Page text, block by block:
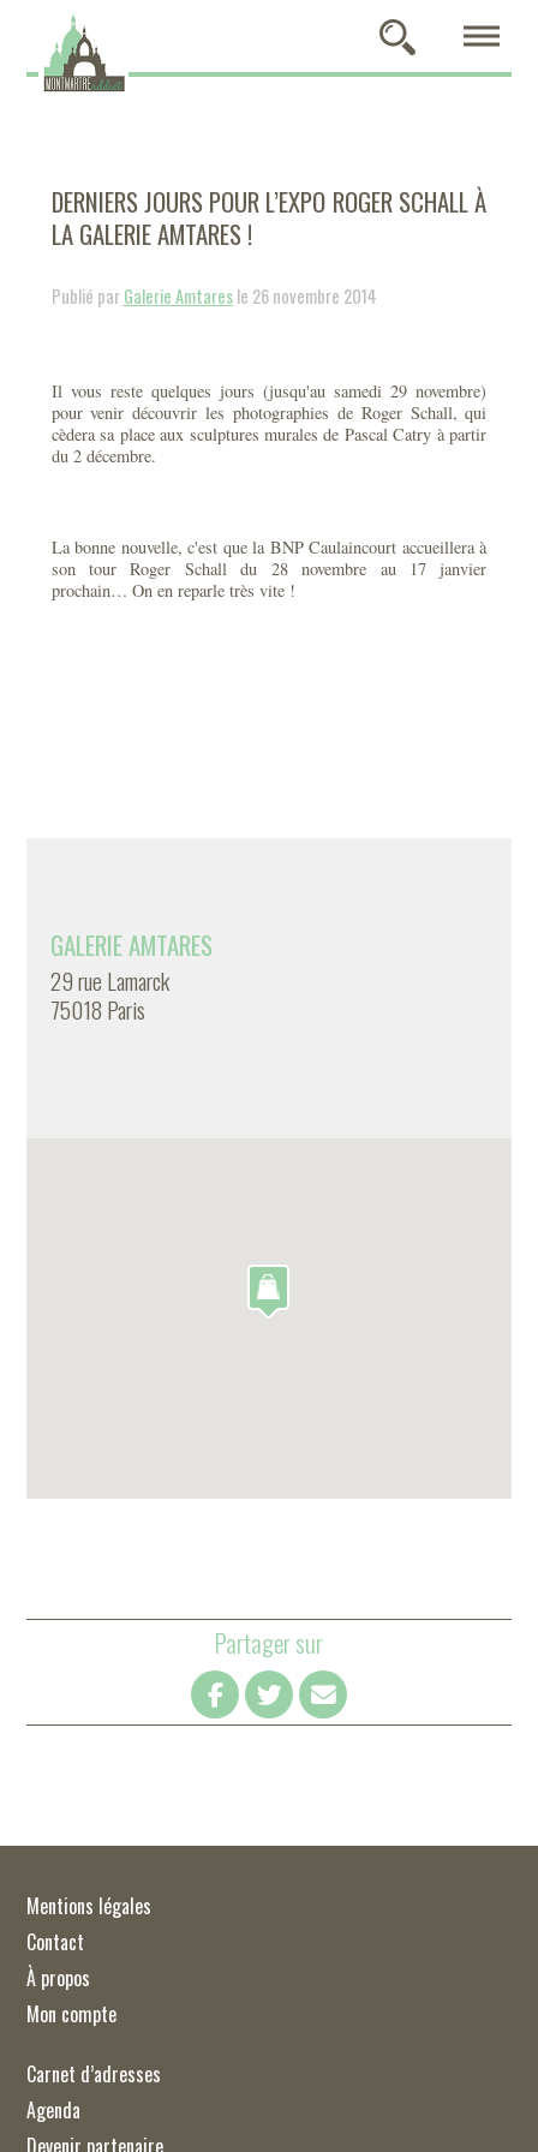
DERNIERS JOURS POUR L’EXPO ROGER SCHALL À
LA GALERIE AMTARES !
Publié parGalerie Amtaresle 26 novembre 2014
Il vous reste quelques jours (jusqu'au samedi 29 novembre)
pour venir découvrir les photographies de Roger Schall, qui
cèdera sa place aux sculptures murales de Pascal Catry à partir
du 2 décembre.
La bonne nouvelle, c'est que la BNP Caulaincourt accueillera à
son tour Roger Schall du 28 novembre au 17 janvier
prochain… On en reparle très vite !
GALERIE AMTARES
29 rue Lamarck
75018 Paris
Partager sur
Mentions légales
Contact
À propos
Mon compte
Carnet d’adresses
Agenda
Devenir partenaire